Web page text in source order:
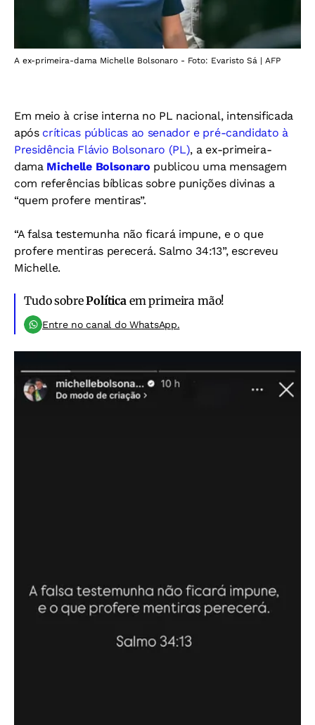
A ex-primeira-dama Michelle Bolsonaro - Foto: Evaristo Sá | AFP
Em meio à crise interna no PL nacional, intensificada
após críticas públicas ao senador e pré-candidato à
Presidência Flávio Bolsonaro (PL), a ex-primeira-
dama Michelle Bolsonaro publicou uma mensagem
com referências bíblicas sobre punições divinas a
“quem profere mentiras”.
“A falsa testemunha não ficará impune, e o que
profere mentiras perecerá. Salmo 34:13”, escreveu
Michelle.
Tudo sobrePolíticaem primeira mão!
Entre no canal do WhatsApp.